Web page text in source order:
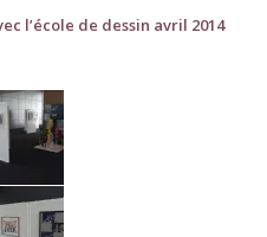
l’école de dessin avril 2014